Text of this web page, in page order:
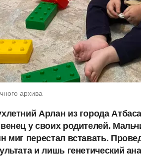
архива
Арлан из города
у своих родителей.
миг перестал вставать.
и лишь генетический